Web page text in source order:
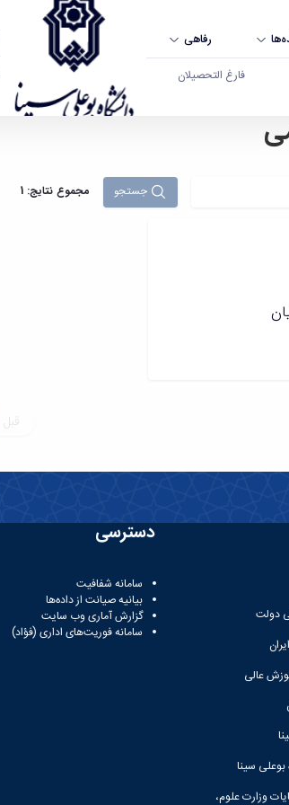
رفاهی
فارغ التحصیلان
جستجو مجموع نتایج: 1
قبل
دولت
عالی
بوعلی سینا
وزارت علوم،
دسترسی
سامانه شفافیت
بیانیه صیانت از داده‌ها
گزارش آماری وب‌ سایت
سامانه فوریت‌های اداری (فؤاد)